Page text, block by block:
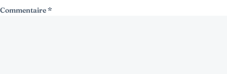
Commentaire*